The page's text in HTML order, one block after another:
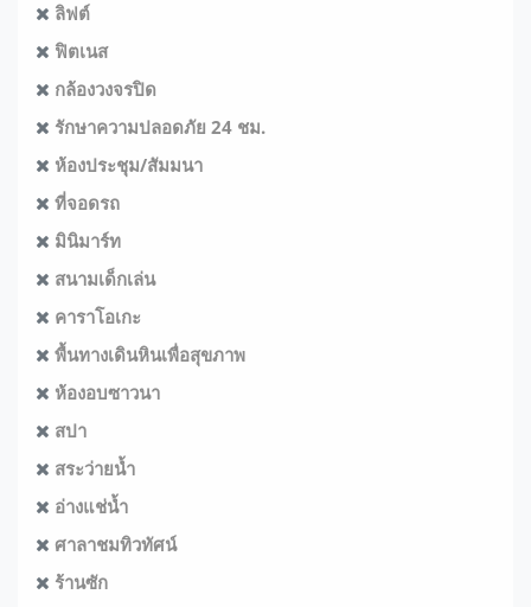
ลิฟต์
ฟิตเนส
กล้องวงจรปิด
รักษาความปลอดภัย 24 ชม.
ห้องประชุม/สัมมนา
ที่จอดรถ
มินิมาร์ท
สนามเด็กเล่น
คาราโอเกะ
พื้นทางเดินหินเพื่อสุขภาพ
ห้องอบซาวนา
สปา
สระว่ายน้ำ
อ่างแช่น้ำ
ศาลาชมทิวทัศน์
ร้านซัก